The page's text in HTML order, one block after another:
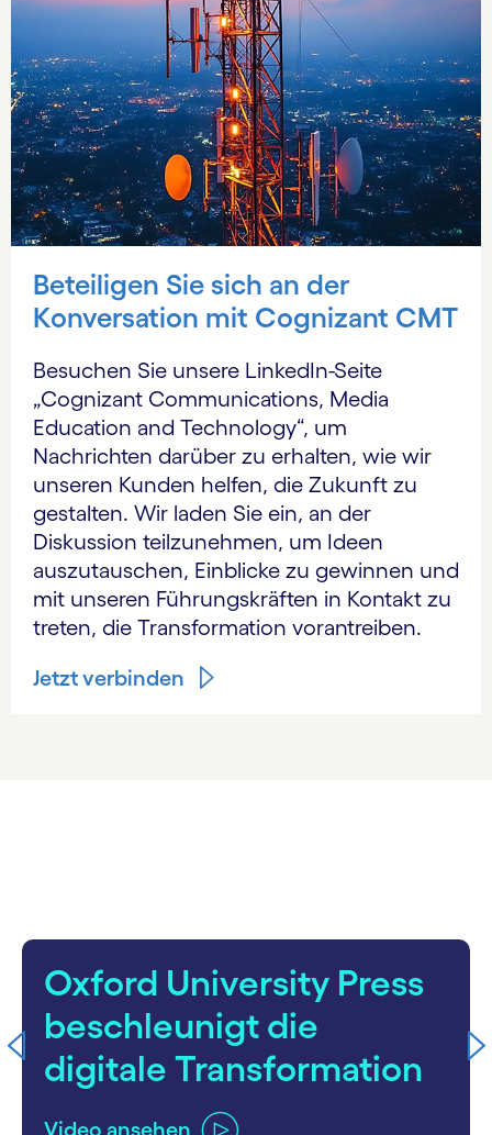
Beteiligen Sie sich an der
Konversation mit Cognizant CMT
Besuchen Sie unsere LinkedIn-Seite
„Cognizant Communications, Media
Education and Technology“, um
Nachrichten darüber zu erhalten, wie wir
unseren Kunden helfen, die Zukunft zu
gestalten. Wir laden Sie ein, an der
Diskussion teilzunehmen, um Ideen
auszutauschen, Einblicke zu gewinnen und
mit unseren Führungskräften in Kontakt zu
treten, die Transformation vorantreiben.
Jetzt verbinden
Oxford University Press
beschleunigt die
digitale Transformation
Video ansehen